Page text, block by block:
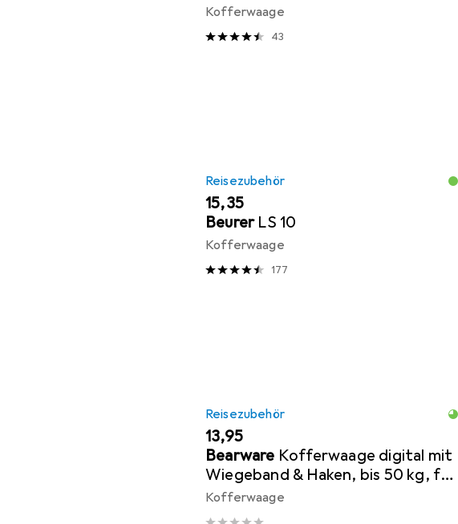
Kofferwaage
43
Reisezubehör
EUR
15,35
Beurer LS 10
Kofferwaage
177
Reisezubehör
EUR
13,95
Bearware Kofferwaage digital mit
Wiegeband & Haken, bis 50 kg, für
Reisen, Gepäckwaage mit Display,
schwarz
Kofferwaage